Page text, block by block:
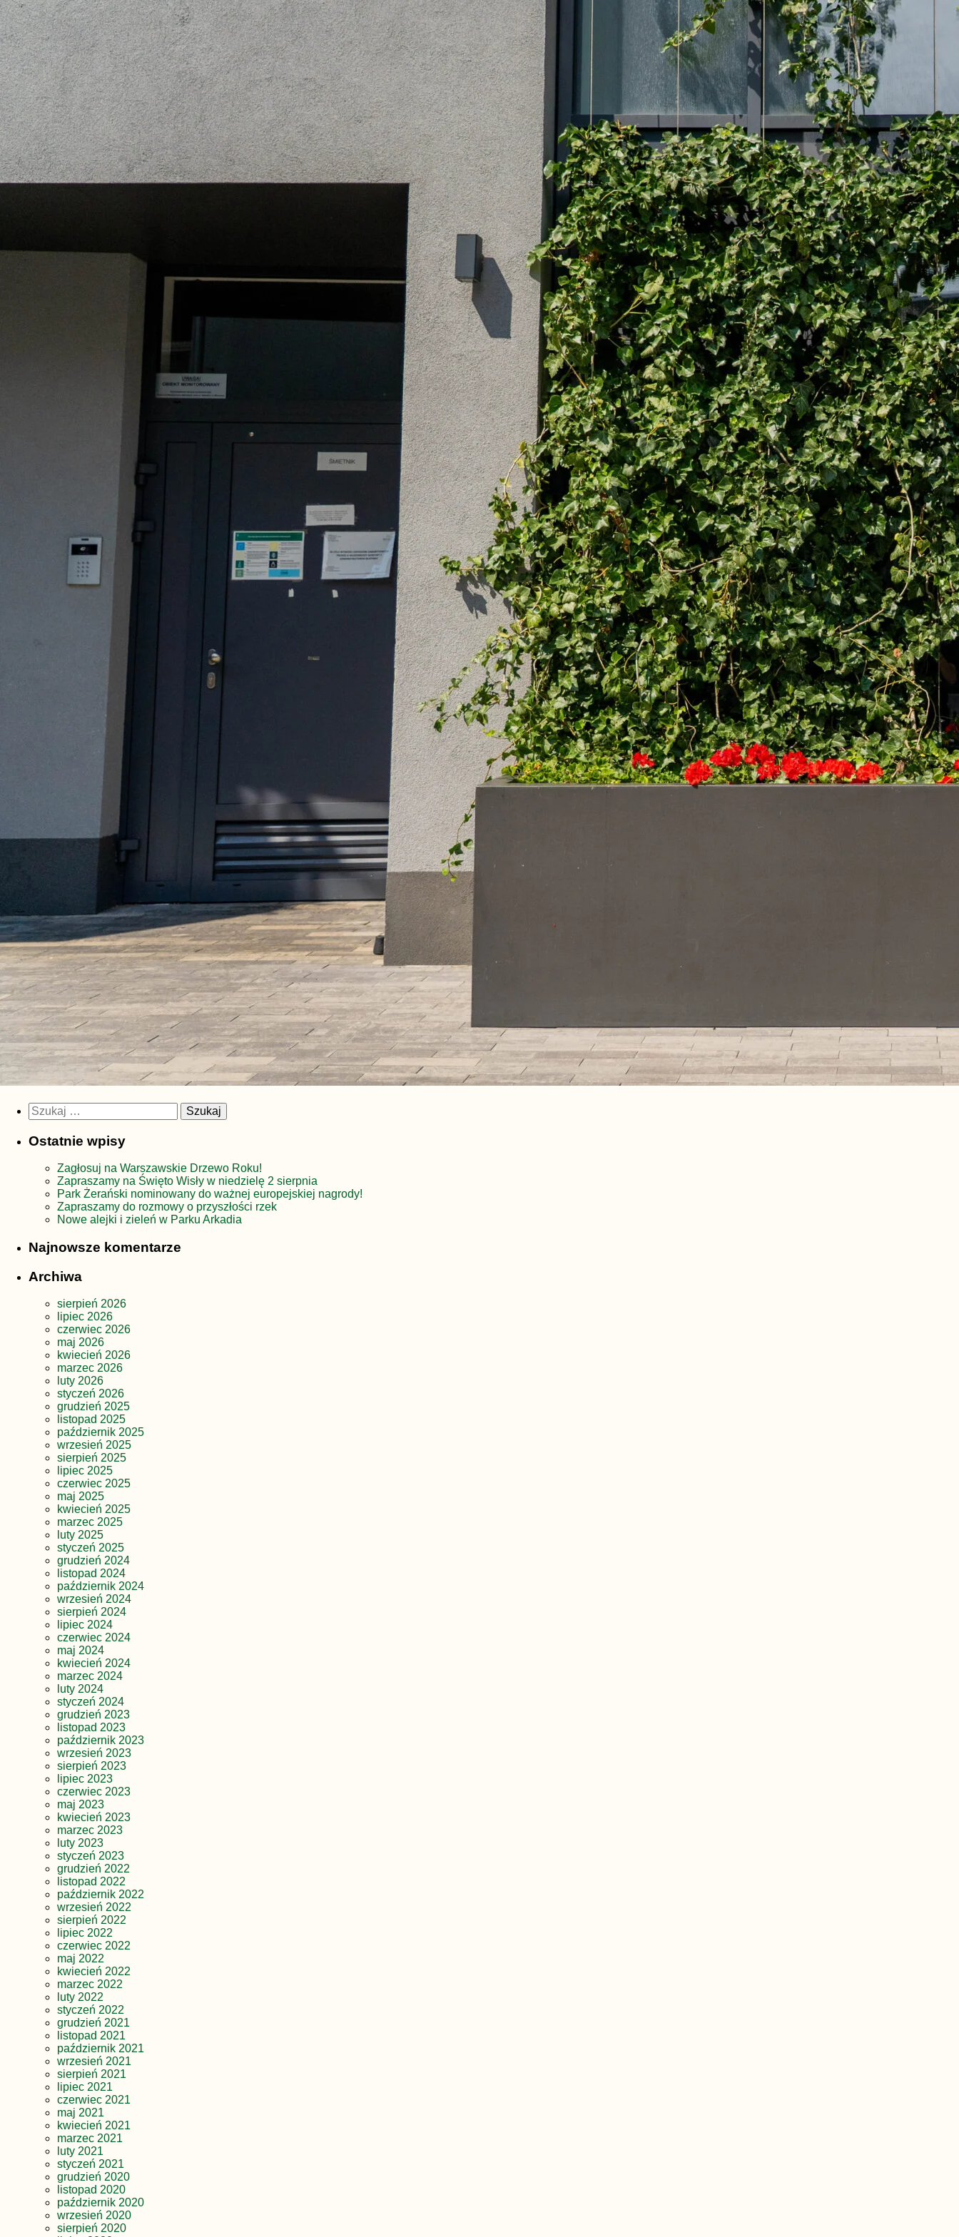
Szukaj:
Ostatnie wpisy
Zagłosuj na Warszawskie Drzewo Roku!
Zapraszamy na Święto Wisły w niedzielę 2 sierpnia
Park Żerański nominowany do ważnej europejskiej nagrody!
Zapraszamy do rozmowy o przyszłości rzek
Nowe alejki i zieleń w Parku Arkadia
Najnowsze komentarze
Archiwa
sierpień 2026
lipiec 2026
czerwiec 2026
maj 2026
kwiecień 2026
marzec 2026
luty 2026
styczeń 2026
grudzień 2025
listopad 2025
październik 2025
wrzesień 2025
sierpień 2025
lipiec 2025
czerwiec 2025
maj 2025
kwiecień 2025
marzec 2025
luty 2025
styczeń 2025
grudzień 2024
listopad 2024
październik 2024
wrzesień 2024
sierpień 2024
lipiec 2024
czerwiec 2024
maj 2024
kwiecień 2024
marzec 2024
luty 2024
styczeń 2024
grudzień 2023
listopad 2023
październik 2023
wrzesień 2023
sierpień 2023
lipiec 2023
czerwiec 2023
maj 2023
kwiecień 2023
marzec 2023
luty 2023
styczeń 2023
grudzień 2022
listopad 2022
październik 2022
wrzesień 2022
sierpień 2022
lipiec 2022
czerwiec 2022
maj 2022
kwiecień 2022
marzec 2022
luty 2022
styczeń 2022
grudzień 2021
listopad 2021
październik 2021
wrzesień 2021
sierpień 2021
lipiec 2021
czerwiec 2021
maj 2021
kwiecień 2021
marzec 2021
luty 2021
styczeń 2021
grudzień 2020
listopad 2020
październik 2020
wrzesień 2020
sierpień 2020